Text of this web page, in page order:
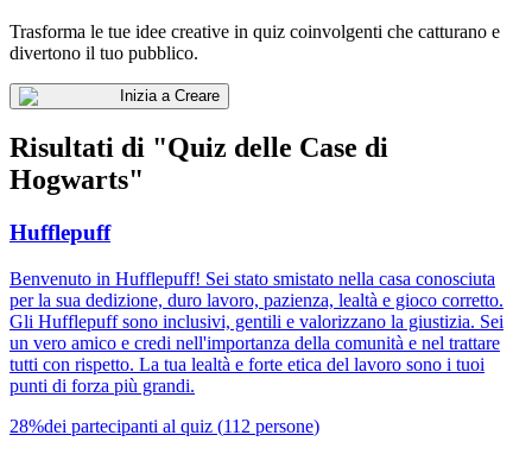
Trasforma le tue idee creative in quiz coinvolgenti che catturano e
divertono il tuo pubblico.
Inizia a Creare
Risultati di "Quiz delle Case di
Hogwarts"
Hufflepuff
Benvenuto in Hufflepuff! Sei stato smistato nella casa conosciuta
per la sua dedizione, duro lavoro, pazienza, lealtà e gioco corretto.
Gli Hufflepuff sono inclusivi, gentili e valorizzano la giustizia. Sei
un vero amico e credi nell'importanza della comunità e nel trattare
tutti con rispetto. La tua lealtà e forte etica del lavoro sono i tuoi
punti di forza più grandi.
28%dei partecipanti al quiz (112 persone)